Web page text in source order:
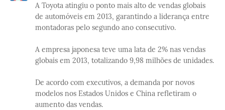
A Toyota atingiu o ponto mais alto de vendas globais
de automóveis em 2013, garantindo a liderança entre
montadoras pelo segundo ano consecutivo.
A empresa japonesa teve uma lata de 2% nas vendas
globais em 2013, totalizando 9,98 milhões de unidades.
De acordo com executivos, a demanda por novos
modelos nos Estados Unidos e China refletiram o
aumento das vendas.